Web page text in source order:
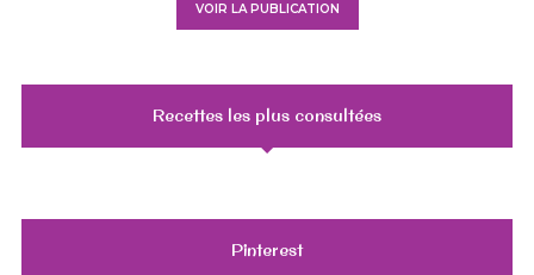
VOIR LA PUBLICATION
Recettes les plus consultées
Pinterest